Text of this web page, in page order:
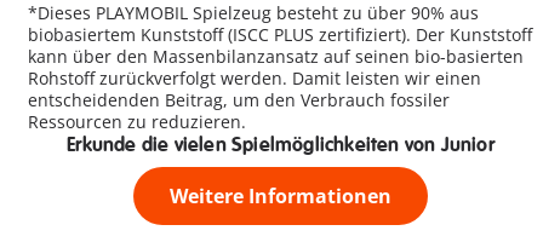
*Dieses PLAYMOBIL Spielzeug besteht zu über 90% aus
biobasiertem Kunststoff (ISCC PLUS zertifiziert). Der Kunststoff
kann über den Massenbilanzansatz auf seinen bio-basierten
Rohstoff zurückverfolgt werden. Damit leisten wir einen
entscheidenden Beitrag, um den Verbrauch fossiler
Ressourcen zu reduzieren.
Erkunde die vielen Spielmöglichkeiten von Junior
Weitere Informationen